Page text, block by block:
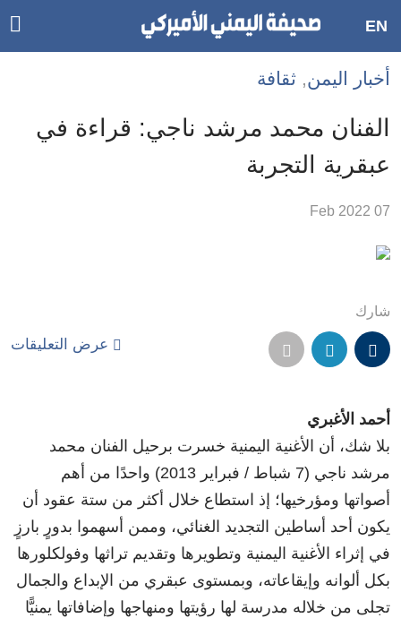
Accessibility
links
الرئيسي
الأقسام
Skip
Search
EN
أخبار اليمن, ثقافة
الفنان محمد مرشد ناجي: قراءة في
عبقرية التجربة
07 Feb 2022
شارك
عرض التعليقات
أحمد الأغبري
بلا شك، أن الأغنية اليمنية خسرت برحيل الفنان محمد
مرشد ناجي (7 شباط / فبراير 2013) واحدًا من أهم
أصواتها ومؤرخيها؛ إذ استطاع خلال أكثر من ستة عقود أن
يكون أحد أساطين التجديد الغنائي، وممن أسهموا بدورٍ بارزٍ
في إثراء الأغنية اليمنية وتطويرها وتقديم تراثها وفولكلورها
بكل ألوانه وإيقاعاته، وبمستوى عبقري من الإبداع والجمال
تجلى من خلاله مدرسة لها رؤيتها ومنهاجها وإضافاتها يمنيًّا